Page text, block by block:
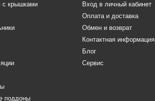
с крышками
поддоны
Вход в личный кабинет
Оплата и доставка
Обмен и возврат
Контактная информация
Блог
Сервис